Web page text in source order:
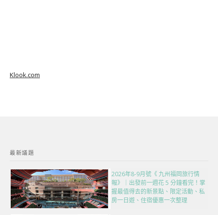
Klook.com
最新議題
2026年8-9月號《 九州福岡旅行情
報》｜出發前一週花 5 分鐘看完！掌
握最值得去的新景點、限定活動、私
房一日遊、住宿優惠一次整理